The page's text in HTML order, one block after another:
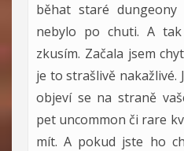
běhat staré
nebylo po chuti. A
zkusím. Začala jsem
je to strašlivě nakažlivé.
objeví se na straně
pet uncommon či rare
mít. A pokud jste ho